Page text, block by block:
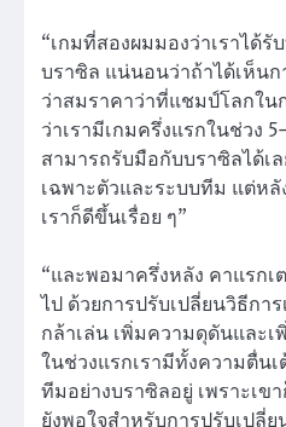
“เกมที่สองผมมองว่าเราได้รั
บราซิล แน่นอนว่าถ้าได้เห็น
ว่าสมราคาว่าที่แชมป์โลกใ
ว่าเรามีเกมครึ่งแรกในช่วง
สามารถรับมือกับบราซิลได้เ
เฉพาะตัวและระบบทีม แต่หลั
เราก็ดีขึ้นเรื่อย ๆ”
“และพอมาครึ่งหลัง คาแรกเ
ไป ด้วยการปรับเปลี่ยนวิธีกา
กล้าเล่น เพิ่มความดุดันและ
ในช่วงแรกเรามีทั้งความตื่น
ทีมอย่างบราซิลอยู่ เพราะเข
ยังพอใจสำหรับการปรับเปลี่